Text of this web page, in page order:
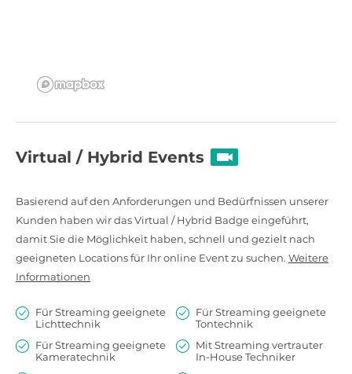
Virtual / Hybrid Events
Basierend auf den Anforderungen und Bedürfnissen unserer
Kunden haben wir das Virtual / Hybrid Badge eingeführt,
damit Sie die Möglichkeit haben, schnell und gezielt nach
geeigneten Locations für Ihr online Event zu suchen. Weitere
Informationen
Für Streaming geeignete
Lichttechnik
Für Streaming geeignete
Tontechnik
Für Streaming geeignete
Kameratechnik
Mit Streaming vertrauter
In-House Techniker